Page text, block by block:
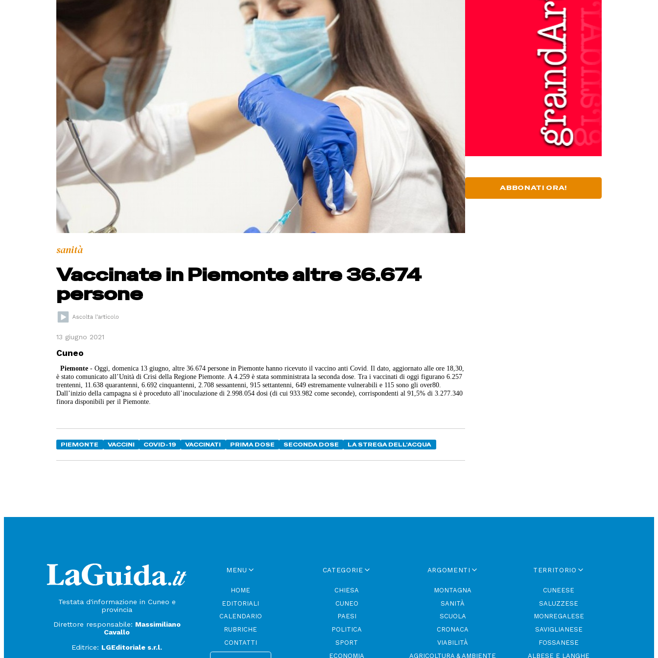
sanità
Vaccinate in Piemonte altre 36.674
persone
13 giugno 2021
Cuneo
Piemonte - Oggi, domenica 13 giugno, altre 36.674 persone in Piemonte hanno ricevuto il vaccino anti Covid. Il dato, aggiornato alle ore 18,30,
è stato comunicato all’Unità di Crisi della Regione Piemonte. A 4.259 è stata somministrata la seconda dose. Tra i vaccinati di oggi figurano 6.257
trentenni, 11.638 quarantenni, 6.692 cinquantenni, 2.708 sessantenni, 915 settantenni, 649 estremamente vulnerabili e 115 sono gli over80.
Dall’inizio della campagna si è proceduto all’inoculazione di 2.998.054 dosi (di cui 933.982 come seconde), corrispondenti al 91,5% di 3.277.340
finora disponibili per il Piemonte.
PIEMONTE VACCINI COVID-19 VACCINATI PRIMA DOSE SECONDA DOSE LA STREGA DELL'ACQUA
ABBONATI ORA!
Testata d'informazione in Cuneo e
provincia
Direttore responsabile: Massimiliano
Cavallo
Editrice: LGEditoriale s.r.l.
MENU
HOME
EDITORIALI
CALENDARIO
RUBRICHE
CONTATTI
CATEGORIE
CHIESA
CUNEO
PAESI
POLITICA
SPORT
ECONOMIA
ARGOMENTI
MONTAGNA
SANITÀ
SCUOLA
CRONACA
VIABILITÀ
AGRICOLTURA & AMBIENTE
TERRITORIO
CUNEESE
SALUZZESE
MONREGALESE
SAVIGLIANESE
FOSSANESE
ALBESE E LANGHE